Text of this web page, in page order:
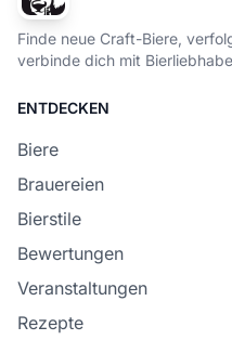
Finde neue Craft-Biere,
verbinde dich mit
ENTDECKEN
Biere
Brauereien
Bierstile
Bewertungen
Veranstaltungen
Rezepte